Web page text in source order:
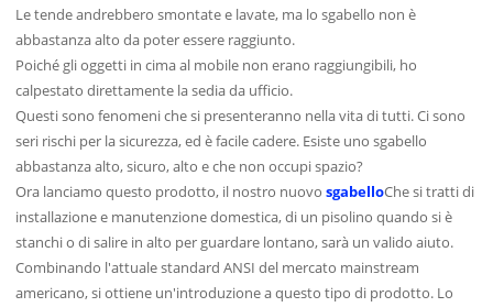
Le tende andrebbero smontate e lavate, ma lo sgabello non è
abbastanza alto da poter essere raggiunto.
Poiché gli oggetti in cima al mobile non erano raggiungibili, ho
calpestato direttamente la sedia da ufficio.
Questi sono fenomeni che si presenteranno nella vita di tutti. Ci sono
seri rischi per la sicurezza, ed è facile cadere. Esiste uno sgabello
abbastanza alto, sicuro, alto e che non occupi spazio?
Ora lanciamo questo prodotto, il nostro nuovosgabelloChe si tratti di
installazione e manutenzione domestica, di un pisolino quando si è
stanchi o di salire in alto per guardare lontano, sarà un valido aiuto.
Combinando l'attuale standard ANSI del mercato mainstream
americano, si ottiene un'introduzione a questo tipo di prodotto. Lo